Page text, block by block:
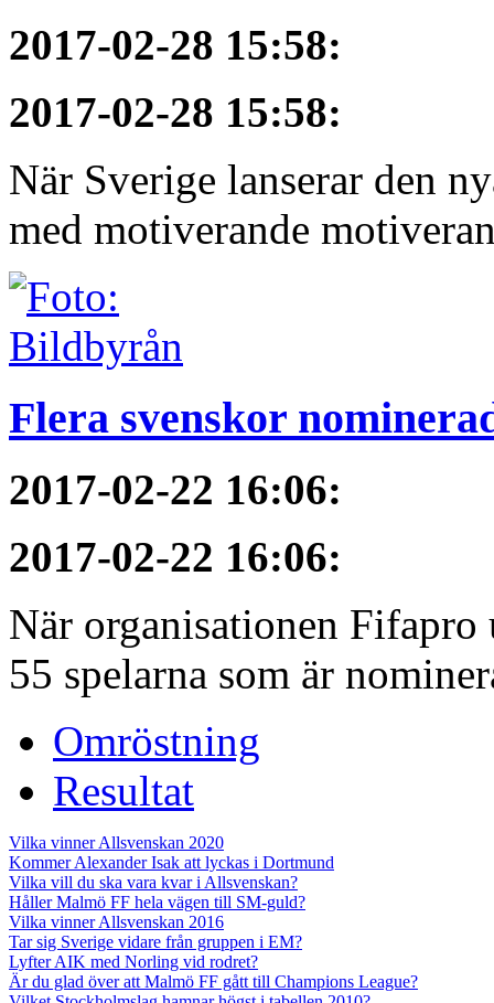
2017-02-28 15:58:
2017-02-28 15:58:
När Sverige lanserar den
med motiverande
Flera svenskor
2017-02-22 16:06:
2017-02-22 16:06:
När organisationen Fifapro
55 spelarna som är
Omröstning
Resultat
Vilka vinner Allsvenskan 2020
Kommer Alexander Isak att lyckas i Dortmund
Vilka vill du ska vara kvar i Allsvenskan?
Håller Malmö FF hela vägen till SM-guld?
Vilka vinner Allsvenskan 2016
Tar sig Sverige vidare från gruppen i EM?
Lyfter AIK med Norling vid rodret?
Är du glad över att Malmö FF gått till Champions League?